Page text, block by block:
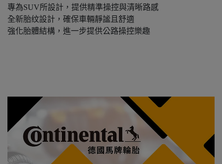
專為SUV所設計，提供精準操控與清晰路感
全新胎纹設計，確保車輛靜謐且舒適
強化胎體結構，進一步提供公路操控樂趣